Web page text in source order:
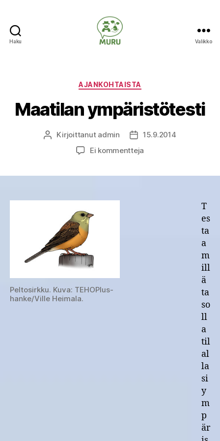
Haku Valikko
Kategoriat
AJANKOHTAISTA
Maatilan ympäristötesti
Kirjoittaja
Kirjoittanut admin Julkaisupäivämäärä
15.9.2014
Ei kommentteja
Peltosirkku. Kuva: TEHOPlus-
hanke/Ville Heimala.
T
es
ta
a
m
ill
ä
ta
so
ll
a
til
al
la
si
y
m
p
är